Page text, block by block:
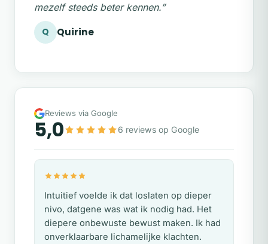
mezelf steeds beter kennen.”
Q Quirine
Reviews via Google
5,0 6 reviews op Google
Intuitief voelde ik dat loslaten op dieper
nivo, datgene was wat ik nodig had. Het
diepere onbewuste bewust maken. Ik had
onverklaarbare lichamelijke klachten.